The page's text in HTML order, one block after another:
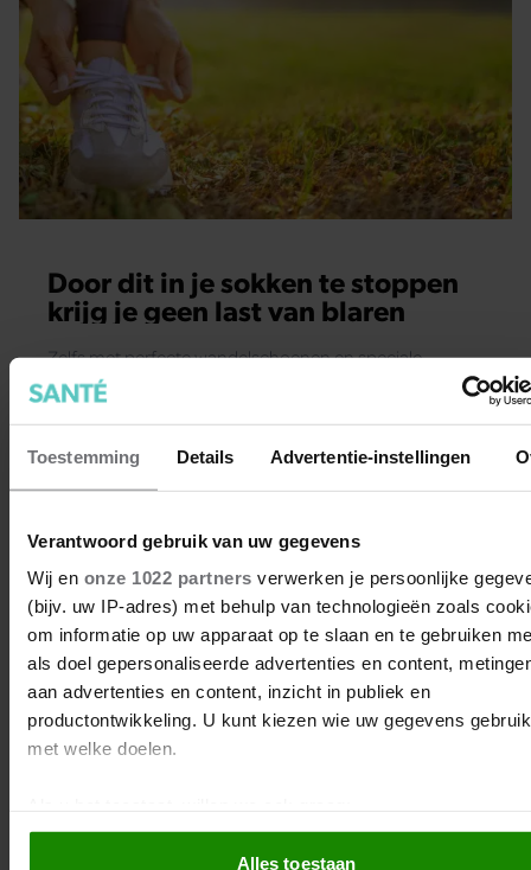
Toestemming Details Advertentie-instellingen
Verantwoord gebruik van uw gegevens
Wij en onze 1022 partners verwerken je persoonlijke
(bijv. uw IP-adres) met behulp van technologieën zoals
om informatie op uw apparaat op te slaan en te gebruiken
als doel gepersonaliseerde advertenties en content,
aan advertenties en content, inzicht in publiek en
productontwikkeling. U kunt kiezen wie uw gegevens
met welke doelen.
Informatie verzamelen over uw geografische locatie,
Alles toestaan
Door dit in je sokken te stoppen
krijg je geen last van blaren
Zelfs met perfecte wandelschoenen en speciale
sokken, kun je nog blaren krijgen. Maar met deze